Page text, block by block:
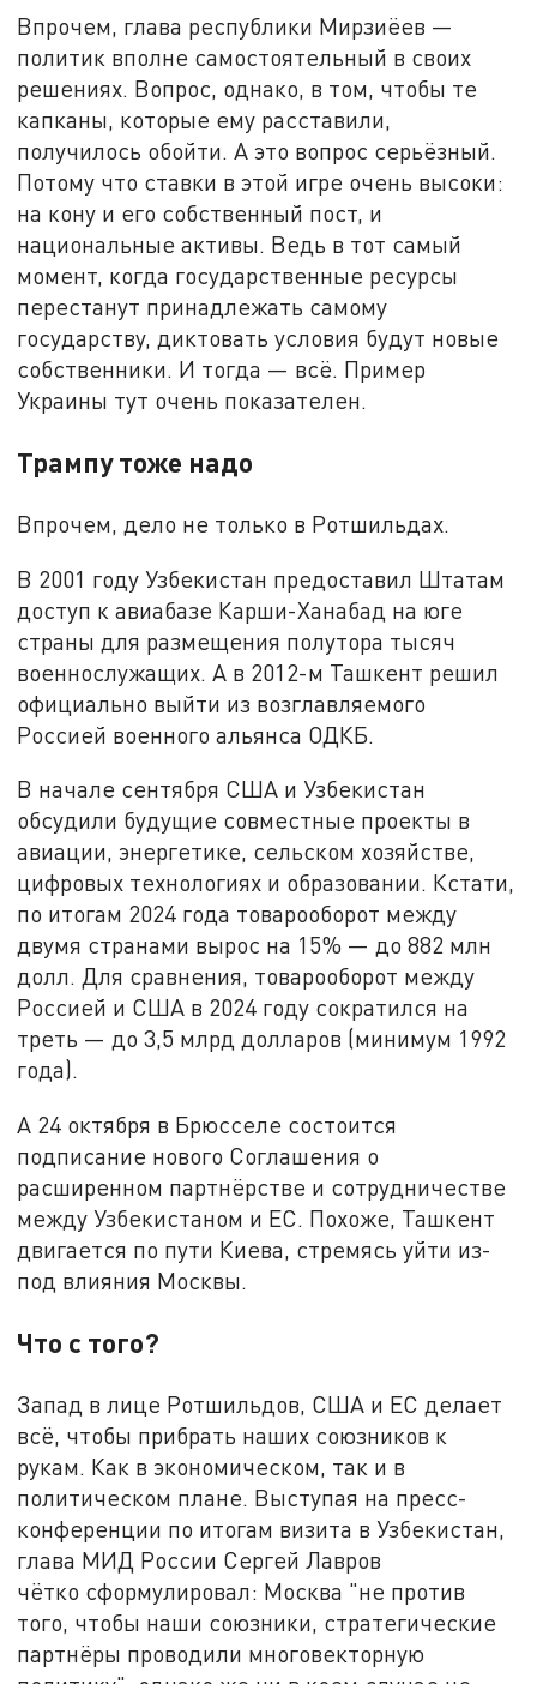
Впрочем, глава республики Мирзиёев —
политик вполне самостоятельный в своих
решениях. Вопрос, однако, в том, чтобы те
капканы, которые ему расставили,
получилось обойти. А это вопрос серьёзный.
Потому что ставки в этой игре очень высоки:
на кону и его собственный пост, и
национальные активы. Ведь в тот самый
момент, когда государственные ресурсы
перестанут принадлежать самому
государству, диктовать условия будут новые
собственники. И тогда — всё. Пример
Украины тут очень показателен.
Трампу тоже надо
Впрочем, дело не только в Ротшильдах.
В 2001 году Узбекистан предоставил Штатам
доступ к авиабазе Карши-Ханабад на юге
страны для размещения полутора тысяч
военнослужащих. А в 2012-м Ташкент решил
официально выйти из возглавляемого
Россией военного альянса ОДКБ.
В начале сентября США и Узбекистан
обсудили будущие совместные проекты в
авиации, энергетике, сельском хозяйстве,
цифровых технологиях и образовании. Кстати,
по итогам 2024 года товарооборот между
двумя странами вырос на 15% — до 882 млн
долл. Для сравнения, товарооборот между
Россией и США в 2024 году сократился на
треть — до 3,5 млрд долларов (минимум 1992
года).
А 24 октября в Брюсселе состоится
подписание нового Соглашения о
расширенном партнёрстве и сотрудничестве
между Узбекистаном и ЕС. Похоже, Ташкент
двигается по пути Киева, стремясь уйти из-
под влияния Москвы.
Что с того?
Запад в лице Ротшильдов, США и ЕС делает
всё, чтобы прибрать наших союзников к
рукам. Как в экономическом, так и в
политическом плане. Выступая на пресс-
конференции по итогам визита в Узбекистан,
глава МИД России Сергей Лавров
чётко сформулировал: Москва "не против
того, чтобы наши союзники, стратегические
партнёры проводили многовекторную